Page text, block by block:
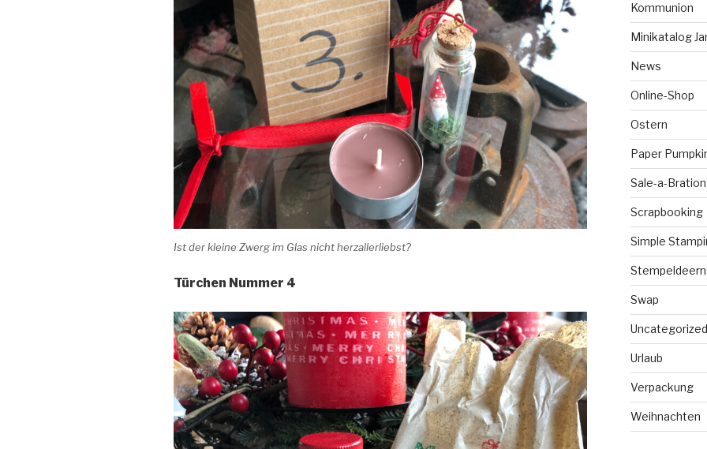
Ist der kleine Zwerg im Glas nicht herzallerliebst?
Türchen Nummer 4
Kommunion
Minikatalog
News
Online-Shop
Ostern
Paper
Sale-a-Bration
Scrapbooking
Simple
Swap
Uncategorized
Urlaub
Verpackung
Weihnachten